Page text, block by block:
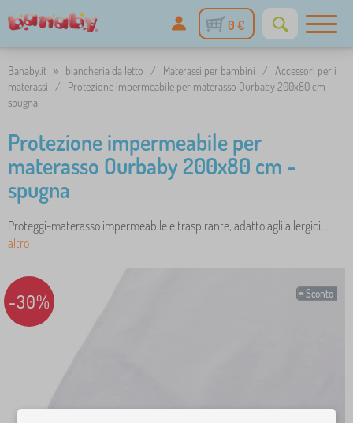
0 €
Banaby.it » biancheria da letto / Materassi per bambini / Accessori per i
materassi
/
Protezione impermeabile per materasso Ourbaby 200x80 cm -
spugna
Protezione impermeabile per
materasso Ourbaby 200x80 cm -
spugna
Proteggi-materasso impermeabile e traspirante, adatto agli allergici. ..
altro
Sconto
-30%